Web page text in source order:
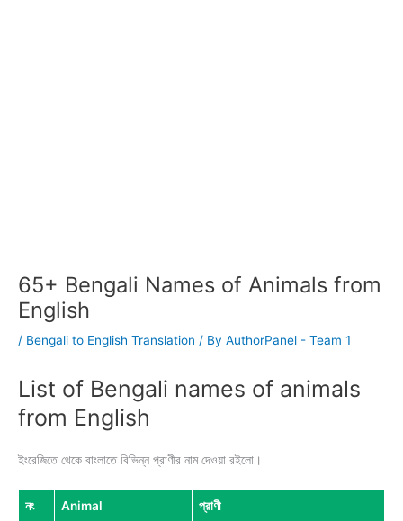
65+ Bengali Names of Animals from
English
/ Bengali to English Translation / By AuthorPanel - Team 1
List of Bengali names of animals
from English
ইংরেজিতে থেকে বাংলাতে বিভিন্ন প্রাণীর নাম দেওয়া রইলো।
নং Animal প্রাণী